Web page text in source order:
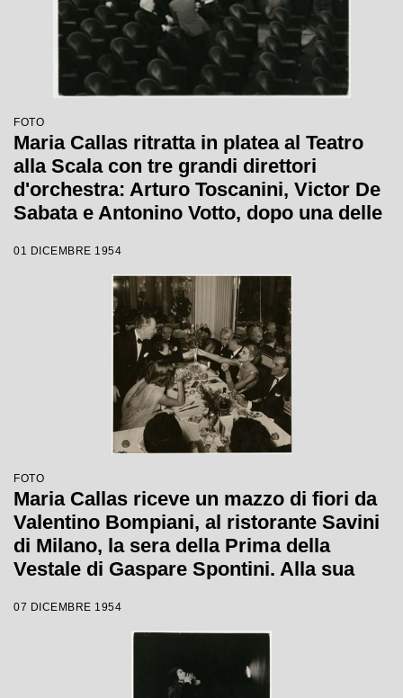
FOTO
Maria Callas ritratta in platea al Teatro
alla Scala con tre grandi direttori
d'orchestra: Arturo Toscanini, Victor De
Sabata e Antonino Votto, dopo una delle
7 dicembre 1954 avrebbe inaugurato la
stagione lirica scaligera
01 DICEMBRE 1954
FOTO
Maria Callas riceve un mazzo di fiori da
Valentino Bompiani, al ristorante Savini
di Milano, la sera della Prima della
Vestale di Gaspare Spontini. Alla sua
capo tavola il marito Giovanni Battista
Meneghini, a sinistra del quale è seduto
il soprintendente del Teatro alla Scala
Antonio Ghiringhelli
07 DICEMBRE 1954